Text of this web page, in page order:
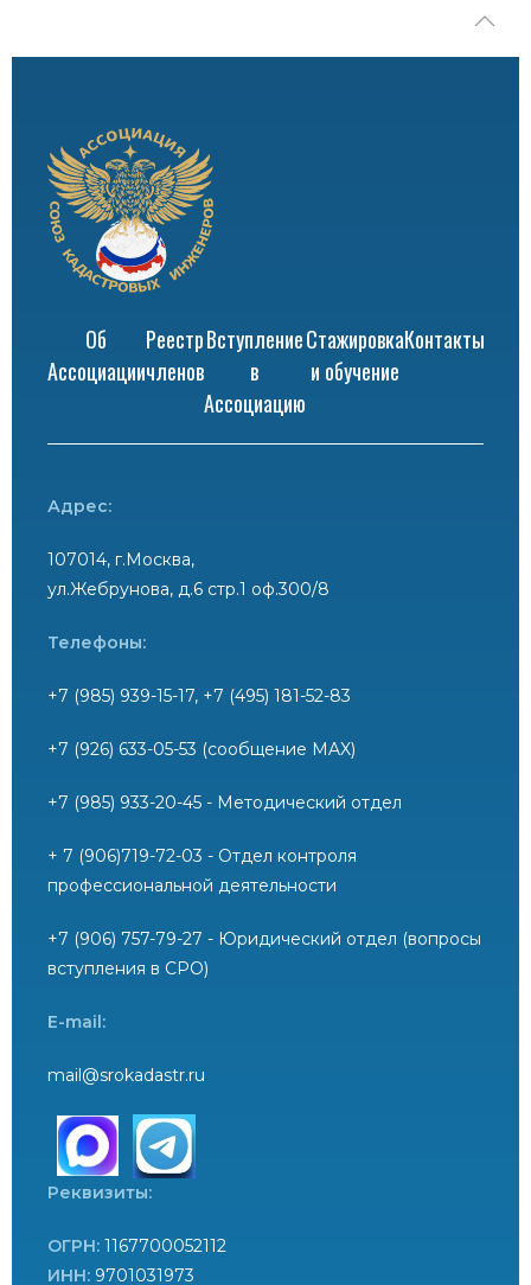
Об
Ассоциации
Реестр
членов
Вступление
в
Ассоциацию
Стажировка
и обучение
Контакты
Адрес:
107014, г.Москва,
ул.Жебрунова, д.6 стр.1 оф.300/8
Телефоны:
+7 (985) 939-15-17, +7 (495) 181-52-83
+7 (926) 633-05-53 (сообщение MAX)
+7 (985) 933-20-45 - Методический отдел
+ 7 (906)719-72-03 - Отдел контроля
профессиональной деятельности
+7 (906) 757-79-27 - Юридический отдел (вопросы
вступления в СРО)
E-mail:
mail@srokadastr.ru
Реквизиты:
ОГРН: 1167700052112
ИНН: 9701031973